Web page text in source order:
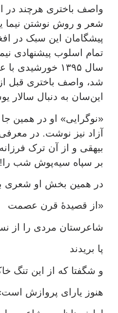
واصف باختری هرچند در
شعر و روش نوشتن نیما
پیشگامان این سبک در
تمام اسلوب پیشنهادی
سال ۱۳۹۵
شد، واصف باختری قبل
این‌سان به دنبال سالار
«نوگرایی» او در همین
آزاد نیز نوشت. در
بیهقی و از آن ترک
بر سپاه سیه‌پوش شب
در همین بخش او شعری
«از قصیدهٔ قرن عصمت
شاعرستان مردی را از
پا بریدند
و شگفتا که از این تنگ
هنوز یارای پروازش